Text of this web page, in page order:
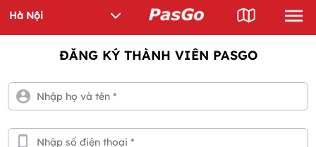
ĐĂNG KÝ THÀNH VIÊN PASGO